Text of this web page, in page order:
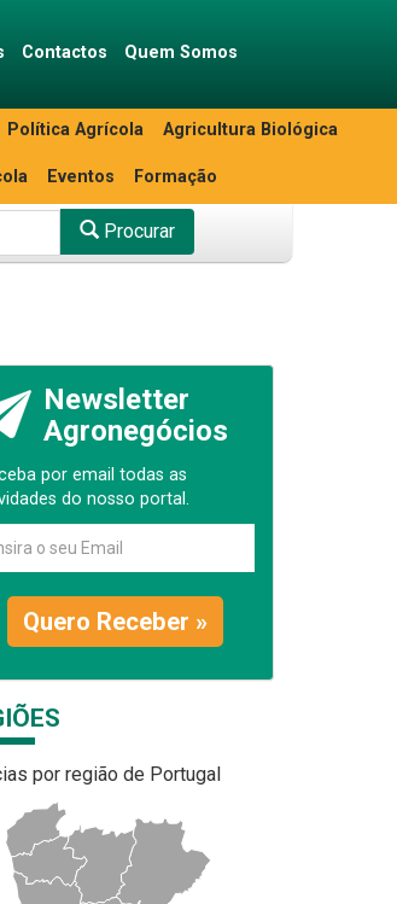
Contactos Quem Somos
Política Agrícola Agricultura Biológica
Eventos Formação
Procurar
Newsletter
Agronegócios
por email todas as
do nosso portal.
Quero Receber »
por região de Portugal